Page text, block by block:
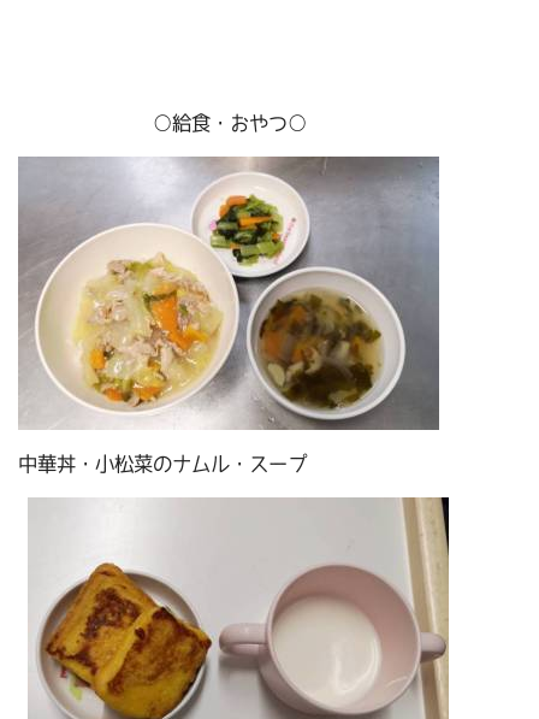
○給食・おやつ○
中華丼・小松菜のナムル・スープ